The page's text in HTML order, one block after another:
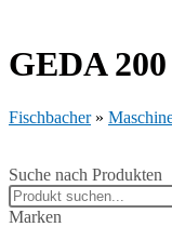
GEDA
Fischbacher»
Suche nach Produkten
Search
products:
Marken